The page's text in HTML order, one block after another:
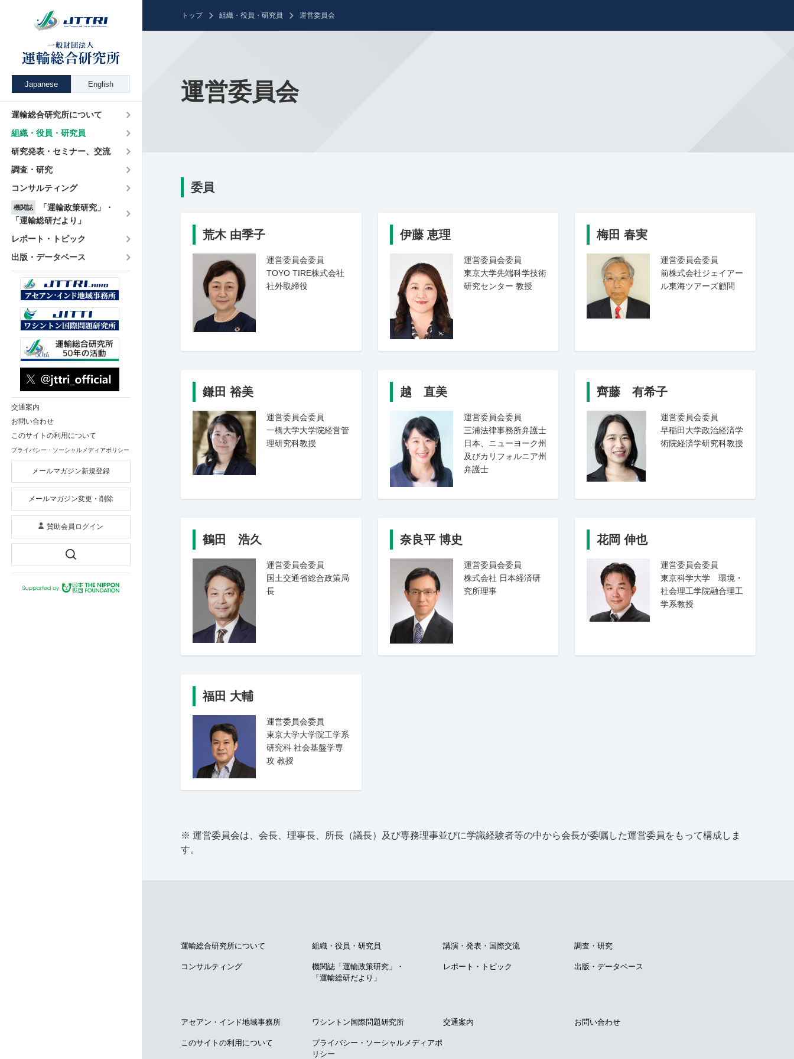
Japanese English
運輸総合研究所について
組織・役員・研究員
研究発表・セミナー、交流
調査・研究
コンサルティング
機関誌
「運輸政策研究」・
「運輸総研だより」
レポート・トピック
出版・データベース
交通案内
お問い合わせ
このサイトの利用について
プライバシー・ソーシャルメディアポリシー
メールマガジン新規登録
メールマガジン変更・削除
賛助会員ログイン
トップ 組織・役員・研究員 運営委員会
運営委員会
委員
荒木 由季子
運営委員会委員
TOYO TIRE株式会社
社外取締役
伊藤 恵理
運営委員会委員
東京大学先端科学技術
研究センター 教授
梅田 春実
運営委員会委員
前株式会社ジェイアー
ル東海ツアーズ顧問
鎌田 裕美
運営委員会委員
一橋大学大学院経営管
理研究科教授
越 直美
運営委員会委員
三浦法律事務所弁護士
日本、ニューヨーク州
及びカリフォルニア州
弁護士
齊藤 有希子
運営委員会委員
早稲田大学政治経済学
術院経済学研究科教授
鶴田 浩久
運営委員会委員
国土交通省総合政策局
長
奈良平 博史
運営委員会委員
株式会社 日本経済研
究所理事
花岡 伸也
運営委員会委員
東京科学大学 環境・
社会理工学院融合理工
学系教授
福田 大輔
運営委員会委員
東京大学大学院工学系
研究科 社会基盤学専
攻 教授
※ 運営委員会は、会長、理事長、所長（議長）及び専務理事並びに学識経験者等の中から会長が委嘱した運営委員をもって構成しま
す。
運輸総合研究所について 組織・役員・研究員 講演・発表・国際交流 調査・研究
コンサルティング
機関誌「運輸政策研究」・
「運輸総研だより」
レポート・トピック 出版・データベース
アセアン・インド地域事務所 ワシントン国際問題研究所 交通案内 お問い合わせ
このサイトの利用について
プライバシー・ソーシャルメディアポ
リシー